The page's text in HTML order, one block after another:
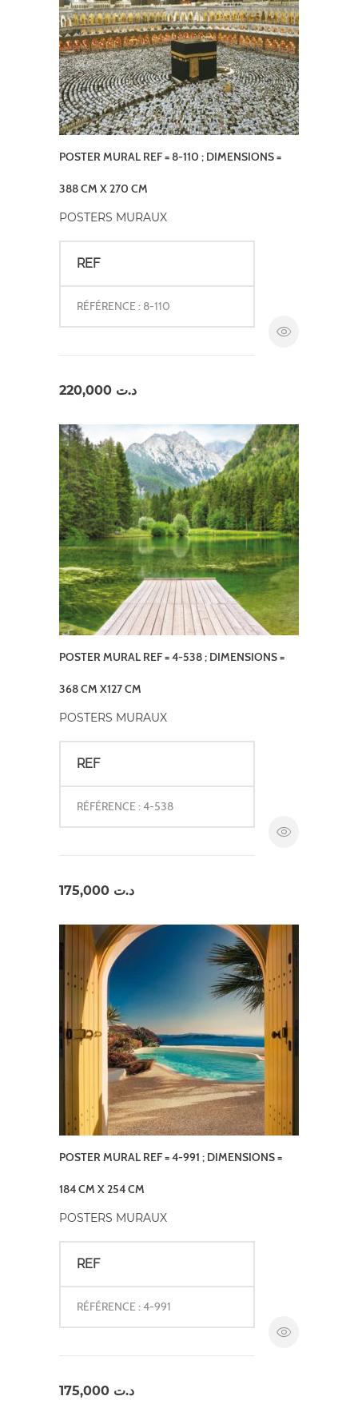
POSTER MURAL REF = 8-110 ; DIMENSIONS =
388 CM X 270 CM
POSTERS MURAUX
REF
RÉFÉRENCE : 8-110
د.ت
POSTER MURAL REF = 4-538 ; DIMENSIONS =
368 CM X127 CM
POSTERS MURAUX
REF
RÉFÉRENCE : 4-538
د.ت
POSTER MURAL REF = 4-991 ; DIMENSIONS =
184 CM X 254 CM
POSTERS MURAUX
REF
RÉFÉRENCE : 4-991
د.ت